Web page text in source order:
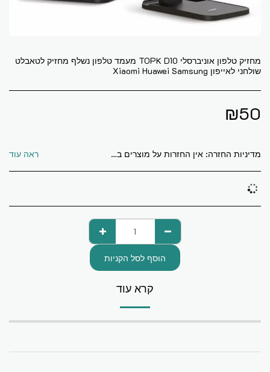
מחזיק טלפון אוניברסלי TOPK D10 מעמד טלפון נשלף מחזיק לטאבלט
שולחני לאייפון Xiaomi Huawei Samsung
₪50
מדיניות החזרה: אין החזרות על מוצרים בכלל. אלא אם כן הם הגיעו פגומים או מקולקלים ראה עוד
הוסף לסל הקניות
קרא עוד